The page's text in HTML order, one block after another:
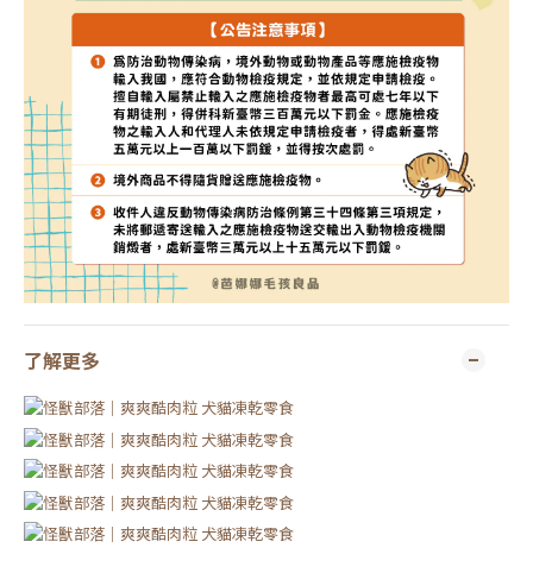
了解更多